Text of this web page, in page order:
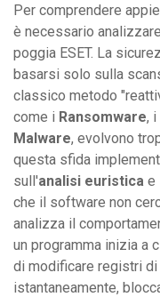
Per comprendere
è necessario
poggia ESET. La
basarsi solo sulla
classico metodo
come i Ransomware, i
Malware, evolvono
questa sfida
sull'analisi euristica e
che il software non
analizza il
un programma inizia a
di modificare registri
istantaneamente,